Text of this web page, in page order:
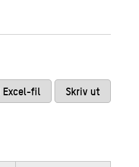
Excel-fil Skriv ut